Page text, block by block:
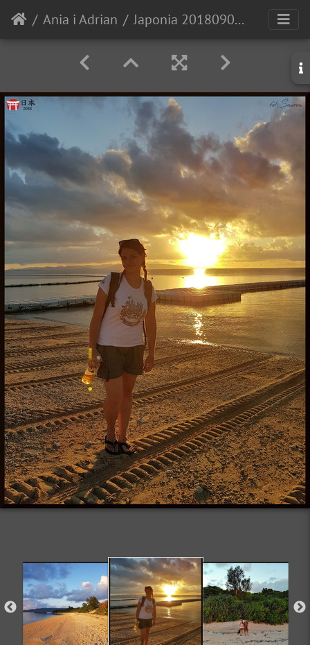
Ania i Adrian Japonia 20180902 184251